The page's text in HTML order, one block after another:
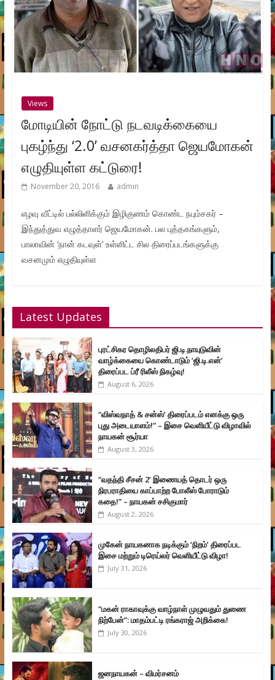
Views
மோடியின் நோட்டு நடவடிக்கையை
புகழ்ந்து ‘2.0’ வசனகர்த்தா ஜெயமோகன்
எழுதியுள்ள கட்டுரை!
November 20, 2016 admin
எழவு வீட்டில் பல்லிளிக்கும் இழிகுணம் கொண்ட நபும்சகர் –
இந்துத்துவ எழுத்தாளர் ஜெயமோகன். பல புத்தகங்களும்,
பாலாவின் ‘நான் கடவுள்’ உள்ளிட்ட சில திரைப்படங்களுக்கு
வசனமும் எழுதியுள்ள
Latest Updates
புரட்சிகர தொழிலதிபர் ஜி.டி.நாயுடுவின்
வாழ்க்கையை கொண்டாடும் ‘ஜி.டி.என்’
திரைப்பட ப்ரீ ரிலீஸ் நிகழ்வு!
August 6, 2026
“விஸ்வநாத் & சன்ஸ்’ திரைப்படம் எனக்கு ஒரு
புது அடையாளம்!” – இசை வெளியீட்டு விழாவில்
நாயகன் சூர்யா
August 3, 2026
“வதந்தி சீசன் 2’ இணையத் தொடர் ஒரு
நிரபராதியை காப்பாற்ற போலீஸ் போராடும்
கதை!” – நாயகன் சசிகுமார்
August 2, 2026
முகேன் நாயகனாக நடிக்கும் ‘நிறம்’ திரைப்பட
இசை மற்றும் டிரெய்லர் வெளியீட்டு விழா!
July 31, 2026
“மகன் ராகாவுக்கு வாழ்நாள் முழுவதும் துணை
நிற்பேன்”: மாதம்பட்டி ரங்கராஜ் அறிக்கை!
July 30, 2026
ஜனநாயகன் – விமர்சனம்